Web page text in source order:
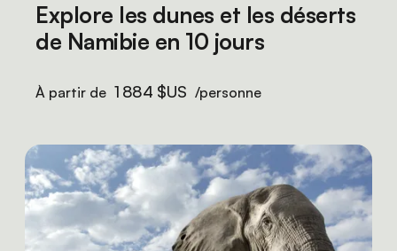
Explore les dunes et les déserts
de Namibie en 10 jours
À partir de 1 884 $US /personne